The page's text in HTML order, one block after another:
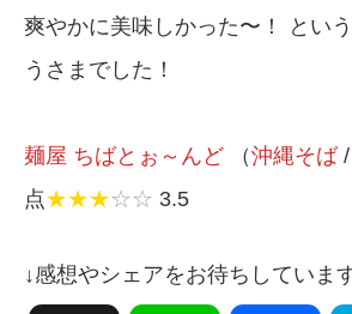
爽やかに美味しかった〜！ とい
うさまでした！
麺屋 ちばとぉ～んど （沖縄そば/
点★★★☆☆ 3.5
↓感想やシェアをお待ちしていま